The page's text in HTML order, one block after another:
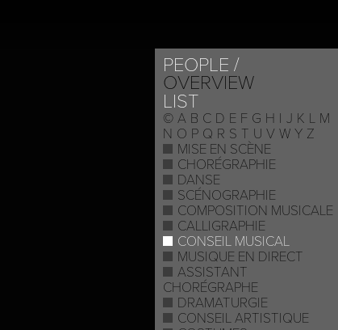
PEOPLE
OVERVIEW
LIST
© A B C D E F G H I J K L M
N O P Q R S T U V W Y Z
MISE EN SCÈNE
CHORÉGRAPHIE
DANSE
SCÉNOGRAPHIE
COMPOSITION MUSICALE
CALLIGRAPHIE
CONSEIL MUSICAL
MUSIQUE EN DIRECT
ASSISTANT
CHORÉGRAPHE
DRAMATURGIE
CONSEIL ARTISTIQUE